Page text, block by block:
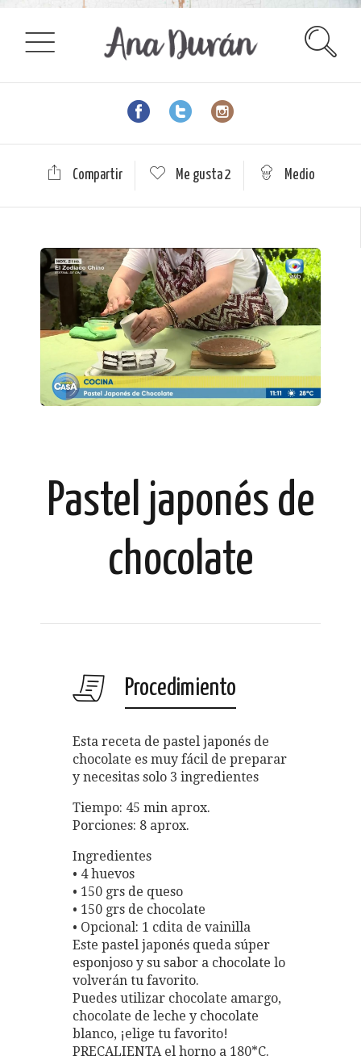
Compartir Me gusta2 Medio
Pastel japonés de
chocolate
Procedimiento
Esta receta de pastel japonés de
chocolate es muy fácil de preparar
y necesitas solo 3 ingredientes
Tiempo: 45 min aprox.
Porciones: 8 aprox.
Ingredientes
• 4 huevos
• 150 grs de queso
• 150 grs de chocolate
• Opcional: 1 cdita de vainilla
Este pastel japonés queda súper
esponjoso y su sabor a chocolate lo
volverán tu favorito.
Puedes utilizar chocolate amargo,
chocolate de leche y chocolate
blanco, ¡elige tu favorito!
PRECALIENTA el horno a 180*C.